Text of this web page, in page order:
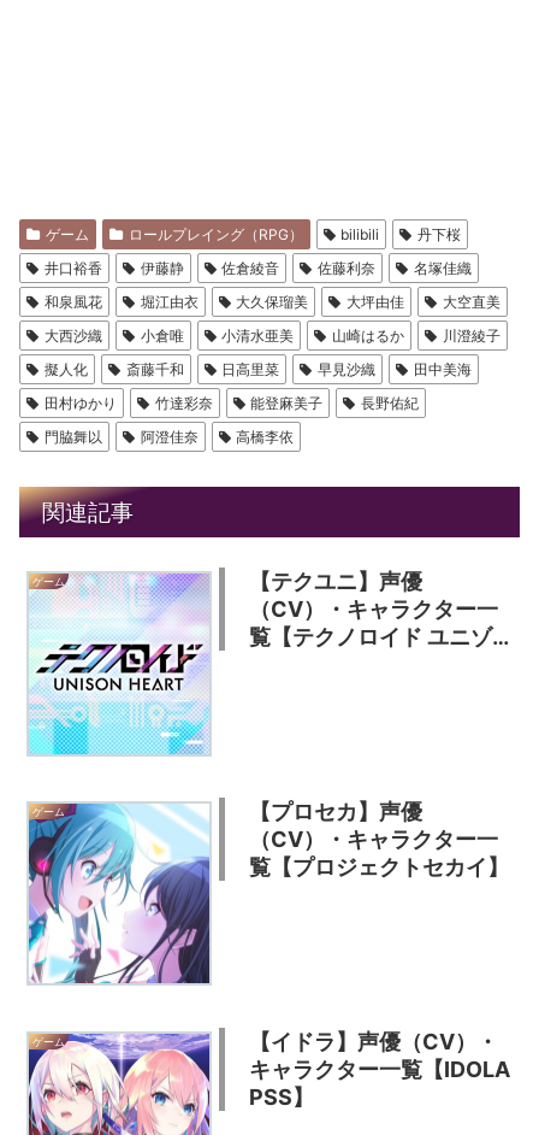
ゲーム ロールプレイング（RPG） bilibili
丹下桜
井口裕香
伊藤静 佐倉綾音 佐藤利奈
名塚佳織
和泉風花
堀江由衣 大久保瑠美 大坪由佳
大空直美
大西沙織
小倉唯 小清水亜美 山崎はるか
川澄綾子
擬人化
斎藤千和 日高里菜 早見沙織
田中美海
田村ゆかり
竹達彩奈 能登麻美子
長野佑紀
門脇舞以
阿澄佳奈 高橋李依
関連記事
ゲーム
【テクユニ】声優
（CV）・キャラクター一
覧【テクノロイド ユニゾ
ゲーム
【プロセカ】声優
（CV）・キャラクター一
覧【プロジェクトセカイ】
ゲーム
【イドラ】声優（CV）・
キャラクター一覧【IDOLA
PSS】